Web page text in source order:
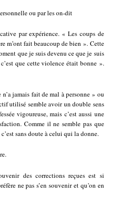
ou par les on-dit
par expérience. « Les coups de
m’ont fait beaucoup de bien ». Cette
que je suis devenu ce que je suis
que cette violence était bonne ».
jamais fait de mal à personne » ou
utilisé semble avoir un double sens
vigoureuse, mais c’est aussi une
Comme il ne semble pas que
sans doute à celui qui la donne.
des corrections reçues est si
ne pas s’en souvenir et qu’on en